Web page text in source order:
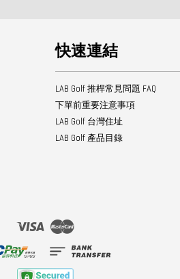
快速連結
LAB Golf 推桿常見問題 FAQ
下單前重要注意事項
LAB Golf 台灣住址
LAB Golf 產品目錄
Visa Master